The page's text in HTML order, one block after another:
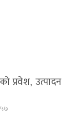
प्रवेश, उत्पादन